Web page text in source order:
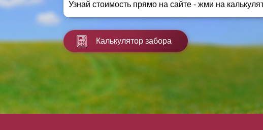
Заборы для дачи
Заборы и ограждения для школ
Забор на участок 10 соток
Узнай стоимость прямо на сайте - жми на
Калькулятор забора